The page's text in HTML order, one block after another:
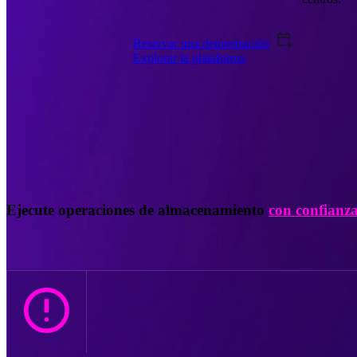
Reservar una demostración
Explorar la plataforma
Ejecute operaciones de almacenamiento con